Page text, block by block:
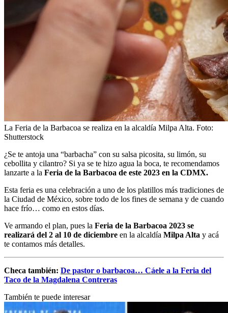
La Feria de la Barbacoa se realiza en la alcaldía Milpa Alta. Foto:
Shutterstock
¿Se te antoja una “barbacha” con su salsa picosita, su limón, su
cebollita y cilantro? Si ya se te hizo agua la boca, te recomendamos
lanzarte a la Feria de la Barbacoa de este 2023 en la CDMX.
Esta feria es una celebración a uno de los platillos más tradiciones de
la Ciudad de México, sobre todo de los fines de semana y de cuando
hace frío… como en estos días.
Ve armando el plan, pues la Feria de la Barbacoa 2023 se
realizará del 2 al 10 de diciembre en la alcaldía Milpa Alta y acá
te contamos más detalles.
Checa también: De pastor o barbacoa… Cáele a la Feria del
Taco de la Magdalena Contreras
También te puede interesar